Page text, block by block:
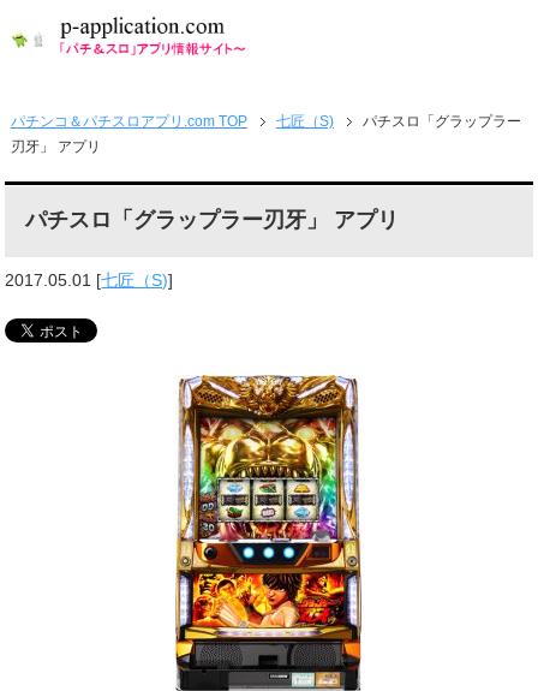
パチンコ＆パチスロアプリ.com TOP 七匠（S)
パチスロ「グラップラー
刃牙」 アプリ
パチスロ「グラップラー刃牙」 アプリ
2017.05.01 [七匠（S)]